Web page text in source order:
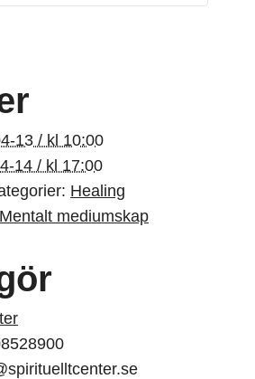
13 / kl 10:00
14 / kl 17:00
Healing
Mentalt mediumskap